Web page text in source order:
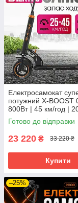
Електросамокат
потужний X-BOOST
800Вт | 45 км/год |
колеса 10 дюймів |
дорослих
Готово до відправки
23 220 ₴ 33 220 ₴
Купити
–25%